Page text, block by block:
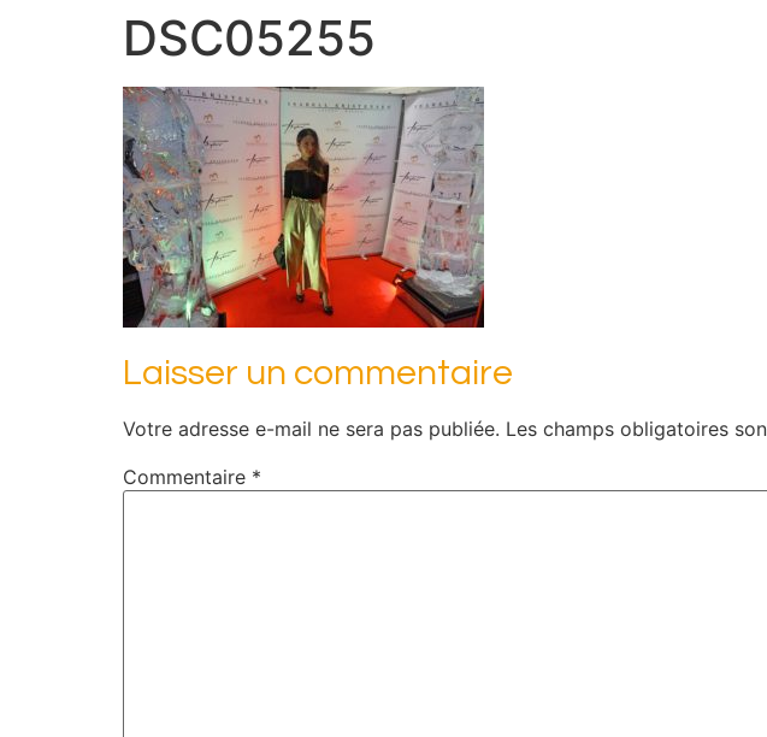
DSC05255
Laisser un commentaire
Votre adresse e-mail ne sera pas publiée. Les champs obligatoires
Commentaire *